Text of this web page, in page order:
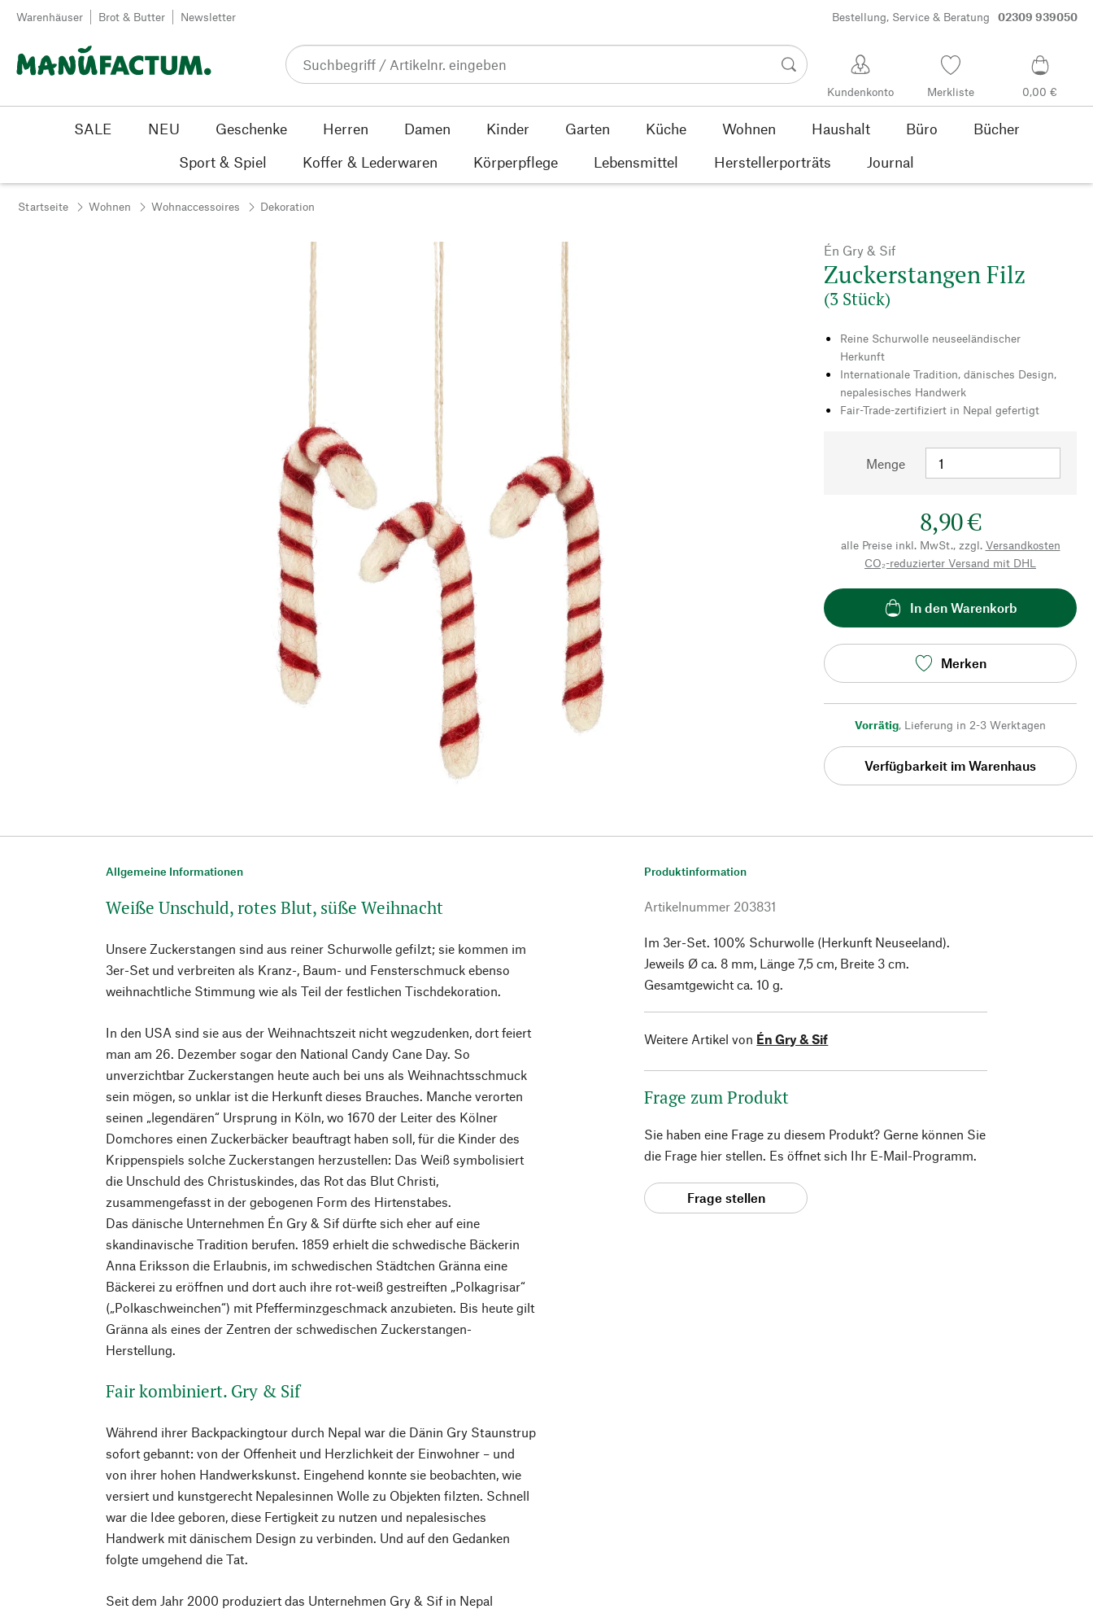
Zum Inhalt springen
Warenhäuser Brot & Butter Newsletter Bestellung, Service & Beratung 02309 939050
Kundenkonto Merkliste 0,00 €
SALE NEU Geschenke Herren Damen Kinder Garten Küche Wohnen Haushalt Büro
Bücher
Sport & Spiel
Koffer & Lederwaren Körperpflege Lebensmittel Herstellerporträts Journal
Startseite Wohnen Wohnaccessoires Dekoration
Én Gry & Sif
Zuckerstangen Filz
(3 Stück)
Reine Schurwolle neuseeländischer
Herkunft
Internationale Tradition, dänisches Design,
nepalesisches Handwerk
Fair-Trade-zertifiziert in Nepal gefertigt
Menge
8,90 €
alle Preise inkl. MwSt., zzgl. Versandkosten
CO₂-reduzierter Versand mit DHL
In den Warenkorb
Merken
Vorrätig, Lieferung in 2-3 Werktagen
Verfügbarkeit im Warenhaus
Allgemeine Informationen
Weiße Unschuld, rotes Blut, süße Weihnacht
Unsere Zuckerstangen sind aus reiner Schurwolle gefilzt; sie kommen im
3er-Set und verbreiten als Kranz-, Baum- und Fensterschmuck ebenso
weihnachtliche Stimmung wie als Teil der festlichen Tischdekoration.
In den USA sind sie aus der Weihnachtszeit nicht wegzudenken, dort feiert
man am 26. Dezember sogar den National Candy Cane Day. So
unverzichtbar Zuckerstangen heute auch bei uns als Weihnachtsschmuck
sein mögen, so unklar ist die Herkunft dieses Brauches. Manche verorten
seinen „legendären“ Ursprung in Köln, wo 1670 der Leiter des Kölner
Domchores einen Zuckerbäcker beauftragt haben soll, für die Kinder des
Krippenspiels solche Zuckerstangen herzustellen: Das Weiß symbolisiert
die Unschuld des Christuskindes, das Rot das Blut Christi,
zusammengefasst in der gebogenen Form des Hirtenstabes.
Das dänische Unternehmen Én Gry & Sif dürfte sich eher auf eine
skandinavische Tradition berufen. 1859 erhielt die schwedische Bäckerin
Anna Eriksson die Erlaubnis, im schwedischen Städtchen Gränna eine
Bäckerei zu eröffnen und dort auch ihre rot-weiß gestreiften „Polkagrisar“
(„Polkaschweinchen“) mit Pfefferminzgeschmack anzubieten. Bis heute gilt
Gränna als eines der Zentren der schwedischen Zuckerstangen-
Herstellung.
Fair kombiniert. Gry & Sif
Während ihrer Backpackingtour durch Nepal war die Dänin Gry Staunstrup
sofort gebannt: von der Offenheit und Herzlichkeit der Einwohner – und
von ihrer hohen Handwerkskunst. Eingehend konnte sie beobachten, wie
versiert und kunstgerecht Nepalesinnen Wolle zu Objekten filzten. Schnell
war die Idee geboren, diese Fertigkeit zu nutzen und nepalesisches
Handwerk mit dänischem Design zu verbinden. Und auf den Gedanken
folgte umgehend die Tat.
Seit dem Jahr 2000 produziert das Unternehmen Gry & Sif in Nepal
Produktinformation
Artikelnummer 203831
Im 3er-Set. 100% Schurwolle (Herkunft Neuseeland).
Jeweils Ø ca. 8 mm, Länge 7,5 cm, Breite 3 cm.
Gesamtgewicht ca. 10 g.
Weitere Artikel von Én Gry & Sif
Frage zum Produkt
Sie haben eine Frage zu diesem Produkt? Gerne können Sie
die Frage hier stellen. Es öffnet sich Ihr E-Mail-Programm.
Frage stellen